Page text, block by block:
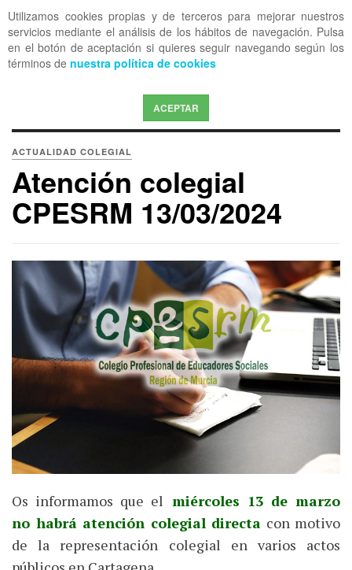
Utilizamos cookies propias y de terceros para mejorar nuestros
servicios mediante el análisis de los hábitos de navegación. Pulsa
en el botón de aceptación si quieres seguir navegando según los
términos de nuestra política de cookies
ACEPTAR
OFF CANVAS
ACTUALIDAD COLEGIAL
Atención colegial
CPESRM 13/03/2024
Os informamos que el miércoles 13 de marzo
no habrá atención colegial directa con motivo
de la representación colegial en varios actos